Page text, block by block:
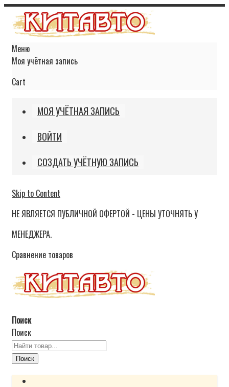
Меню
Моя учётная запись
Cart
МОЯ УЧЁТНАЯ ЗАПИСЬ
ВОЙТИ
СОЗДАТЬ УЧЁТНУЮ ЗАПИСЬ
Skip to Content
НЕ ЯВЛЯЕТСЯ ПУБЛИЧНОЙ ОФЕРТОЙ - ЦЕНЫ УТОЧНЯТЬ У
МЕНЕДЖЕРА.
Сравнение товаров
Поиск
Поиск
Поиск